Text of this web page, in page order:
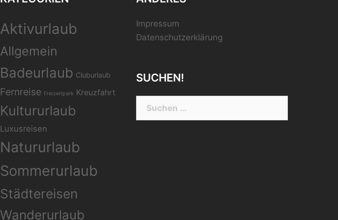
Aktivurlaub
Allgemein
Badeurlaub Cluburlaub
Fernreise Freizeitpark Kreuzfahrt
Kultururlaub
Luxusreisen
Natururlaub
Sommerurlaub
Städtereisen
Wanderurlaub
Impressum
Datenschutzerklärung
SUCHEN!
Suchen